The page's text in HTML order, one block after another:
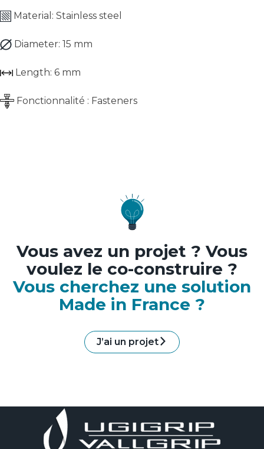
Material:Stainless steel
Diameter: 15 mm
Length: 6 mm
Fonctionnalité : Fasteners
Vous avez un projet ? Vous
voulez le co-construire ?
Vous cherchez une solution
Made in France ?
J’ai un projet